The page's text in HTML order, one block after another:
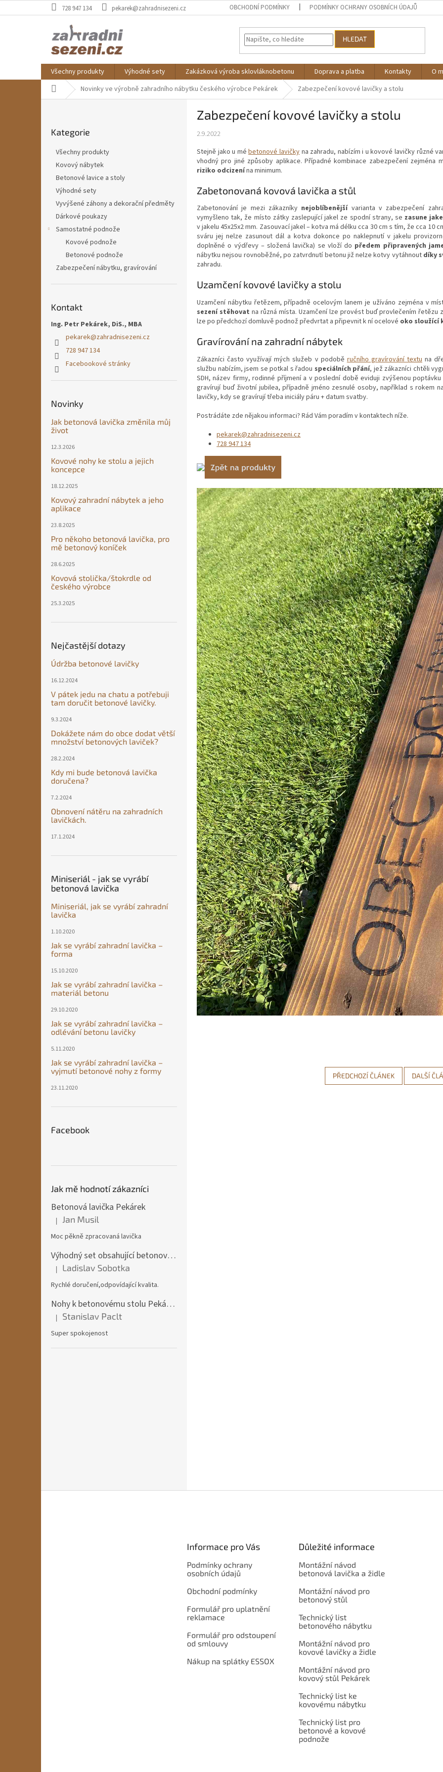
na
728 947 134 pekarek@zahradnisezeni.cz OBCHODNÍ PODMÍNKY PODMÍNKY OCHRANY OSOBNÍCH ÚDAJŮ
HLEDAT
Všechny produkty Výhodné sety Zakázková výroba sklovláknobetonu Doprava a platba Kontakty
O
Domů Novinky ve výrobně zahradního nábytku českého výrobce Pekárek Zabezpečení kovové lavičky a stolu
kategorie
Kategorie
Všechny produkty
Kovový nábytek
Betonové lavice a stoly
Výhodné sety
Vyvýšené záhony a dekorační předměty
Dárkové poukazy
Samostatné podnože
Kovové podnože
Betonové podnože
Zabezpečení nábytku, gravírování
Kontakt
Ing. Petr Pekárek, DiS., MBA
pekarek@zahradnisezeni.cz
728 947 134
Facebookové stránky
Novinky
Jak betonová lavička změnila můj
život
12.3.2026
Kovové nohy ke stolu a jejich
koncepce
18.12.2025
Kovový zahradní nábytek a jeho
aplikace
23.8.2025
Pro někoho betonová lavička, pro
mě betonový koníček
28.6.2025
Kovová stolička/štokrdle od
českého výrobce
25.3.2025
Nejčastější dotazy
Údržba betonové lavičky
16.12.2024
V pátek jedu na chatu a potřebuji
tam doručit betonové lavičky.
9.3.2024
Dokážete nám do obce dodat větší
množství betonových laviček?
28.2.2024
Kdy mi bude betonová lavička
doručena?
7.2.2024
Obnovení nátěru na zahradních
lavičkách.
17.1.2024
Miniseriál - jak se vyrábí
betonová lavička
Miniseriál, jak se vyrábí zahradní
lavička
1.10.2020
Jak se vyrábí zahradní lavička –
forma
15.10.2020
Jak se vyrábí zahradní lavička –
materiál betonu
29.10.2020
Jak se vyrábí zahradní lavička –
odlévání betonu lavičky
5.11.2020
Jak se vyrábí zahradní lavička –
vyjmutí betonové nohy z formy
23.11.2020
Facebook
Jak mě hodnotí zákazníci
Betonová lavička Pekárek
Hodnocení produktu je 5 z 5 hvězdiček.
| Jan Musil
Moc pěkně zpracovaná lavička
Výhodný set obsahující betonový stůl + 2x betonová lavička Pekárek + 2x betonová židle
Hodnocení produktu je 5 z 5 hvězdiček.
| Ladislav Sobotka
Rychlé doručení,odpovídající kvalita.
Nohy k betonovému stolu Pekárek
Hodnocení produktu je 5 z 5 hvězdiček.
| Stanislav Paclt
Super spokojenost
Zabezpečení kovové lavičky a stolu
2.9.2022
Stejně jako u mébetonové lavičkyna zahradu, nabízím i u kovové lavičky různé
vhodný pro jiné způsoby aplikace. Případné kombinace zabezpečení
riziko odcizenína minimum.
Zabetonovaná kovová lavička a stůl
Zabetonování je mezi zákazníky nejoblíbenějšívarianta v zabezpečení
vymyšleno tak, že místo zátky zaslepující jakel ze spodní strany, se zasune
v jakelu 45x25x2 mm. Zasouvací jakel – kotva má délku cca 30 cm s tím, že cca
sváru jej nelze zasunout dál a kotva dokonce po naklepnutí v jakelu
doplněné o výdřevy – složená lavička) se vloží do předem připravených
nábytku nejsou rovnoběžné, po zatvrdnutí betonu již nelze kotvy vytáhnout díky
zahradu.
Uzamčení kovové lavičky a stolu
Uzamčení nábytku řetězem, případně ocelovým lanem je užíváno zejména v
sezení stěhovat na různá místa. Uzamčení lze provést buď provlečením
lze po předchozí domluvě podnož předvrtat a připevnit k ní ocelové oko sloužící
Gravírování na zahradní nábytek
Zákazníci často využívají mých služeb v podobě ručního gravírování textu na
službu nabízím, jsem se potkal s řadou speciálních přání, jež zákazníci chtěli
SDH, název firmy, rodinné příjmení a v poslední době eviduji zvýšenou
gravírují buď životní jubilea, případně jméno zesnulé osoby, například s rokem
lavičky, kdy se gravírují třeba iniciály páru + datum svatby.
Postrádáte zde nějakou informaci? Rád Vám poradím v kontaktech níže.
pekarek@zahradnisezeni.cz
728 947 134
PŘEDCHOZÍ ČLÁNEK DALŠÍ
Informace pro Vás
Podmínky ochrany
osobních údajů
Obchodní podmínky
Formulář pro uplatnění
reklamace
Formulář pro odstoupení
od smlouvy
Nákup na splátky ESSOX
Důležité informace
Montážní návod
betonová lavička a židle
Montážní návod pro
betonový stůl
Technický list
betonového nábytku
Montážní návod pro
kovové lavičky a židle
Montážní návod pro
kovový stůl Pekárek
Technický list ke
kovovému nábytku
Technický list pro
betonové a kovové
podnože